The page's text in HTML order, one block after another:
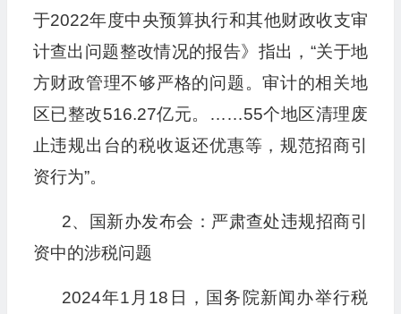
于2022年度中央预算执行和其他财政收支审
计查出问题整改情况的报告》指出，“关于地
方财政管理不够严格的问题。审计的相关地
区已整改516.27亿元。……55个地区清理废
止违规出台的税收返还优惠等，规范招商引
资行为”。
2、国新办发布会：严肃查处违规招商引
资中的涉税问题
2024年1月18日，国务院新闻办举行税